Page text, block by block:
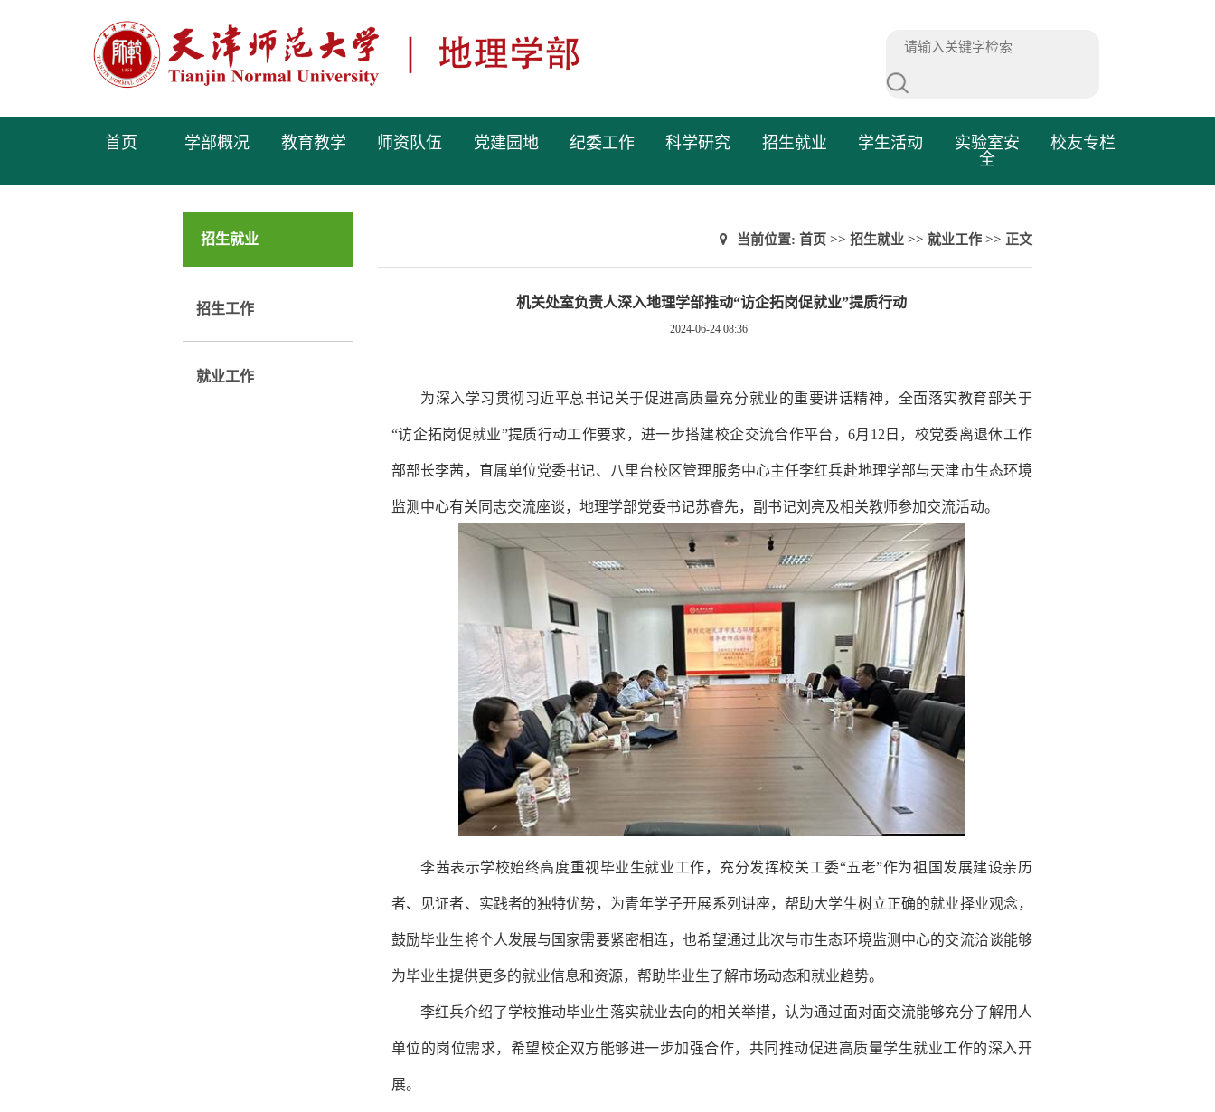
首页 学部概况 教育教学 师资队伍 党建园地 纪委工作 科学研究 招生就业 学生活动
实验室安
全
校友专栏
招生就业
招生工作
就业工作
当前位置:首页 >>招生就业 >>就业工作 >> 正文
机关处室负责人深入地理学部推动“访企拓岗促就业”提质行动
2024-06-24 08:36
为深入学习贯彻习近平总书记关于促进高质量充分就业的重要讲话精神，全面落实教育部关于
“访企拓岗促就业”提质行动工作要求，进一步搭建校企交流合作平台， 6月 12 日，校党委离退休工作
部部长李茜，直属单位党委书记、八里台校区管理服务中心主任李红兵赴地理学部与天津市生态环境
监测中心有关同志交流座谈，地理学部党委书记苏睿先，副书记刘亮及相关教师参加交流活动。
李茜表示学校始终高度重视毕业生就业工作，充分发挥校关工委“五老”作为祖国发展建设亲历
者、见证者、实践者的独特优势，为青年学子开展系列讲座，帮助大学生树立正确的就业择业观念，
鼓励毕业生将个人发展与国家需要紧密相连，也希望通过此次与市生态环境监测中心的交流洽谈能够
为毕业生提供更多的就业信息和资源，帮助毕业生了解市场动态和就业趋势。
李红兵介绍了学校推动毕业生落实就业去向的相关举措，认为通过面对面交流能够充分了解用人
单位的岗位需求，希望校企双方能够进一步加强合作，共同推动促进高质量学生就业工作的深入开
展。